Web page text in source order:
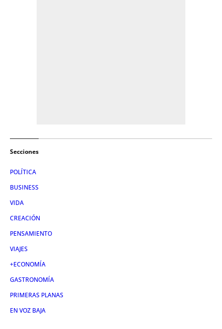
Secciones
POLÍTICA
BUSINESS
VIDA
CREACIÓN
PENSAMIENTO
VIAJES
+ECONOMÍA
GASTRONOMÍA
PRIMERAS PLANAS
EN VOZ BAJA